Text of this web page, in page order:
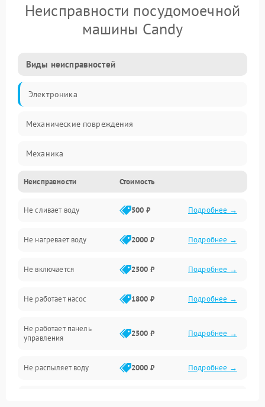
Неисправности посудомоечной
машины Candy
Виды неисправностей
Электроника
Механические повреждения
Механика
Управление
Электропитание
Датчики
Нагрев
Вода
Гигиена
Программное обеспечение
Неисправности Стоимость
Не сливает воду 500 ₽ Подробнее →
Не нагревает воду 2000 ₽ Подробнее →
Не включается 2500 ₽ Подробнее →
Не работает насос 1800 ₽ Подробнее →
Не работает панель
управления
2500 ₽ Подробнее →
Не распыляет воду 2000 ₽ Подробнее →